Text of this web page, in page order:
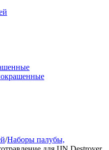
/Наборы палубы,